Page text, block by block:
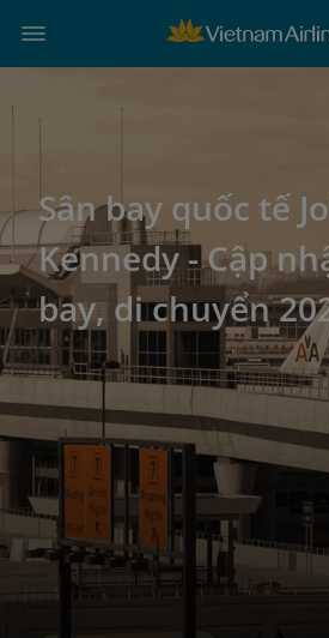
Sân bay quốc tế
Kennedy - Cập
bay, di chuyển